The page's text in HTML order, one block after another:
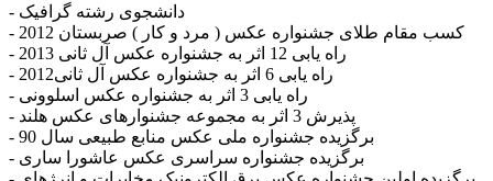
- دانشجوی رشته گرافیک
- کسب مقام طلای جشنواره عکس ( مرد و کار ) صربستان 2012
- راه یابی 12 اثر به جشنواره عکس آل ثانی 2013
- راه یابی 6 اثر به جشنواره عکس آل ثانی2012
- راه یابی 3 اثر به جشنواره عکس اسلوونی
- پذیرش 3 اثر به مجموعه جشنوارهای عکس هلند
- برگزیده جشنواره ملی عکس منابع طبیعی سال 90
- برگزیده جشنواره سراسری عکس عاشورا ساری